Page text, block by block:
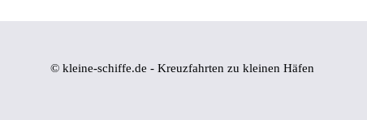
© kleine-schiffe.de - Kreuzfahrten zu kleinen Häfen